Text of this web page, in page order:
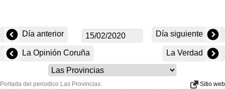
Día anterior Día siguiente
La Opinión Coruña La Verdad
Portada del periodico Las Provincias: Sitio web